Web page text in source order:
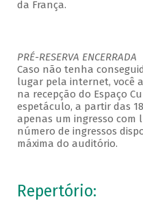
da França.
PRÉ-RESERVA ENCERRADA
Caso não tenha
lugar pela internet, você
na recepção do Espaço
espetáculo, a partir das
apenas um ingresso com
número de ingressos
máxima do auditório.
Repertório: